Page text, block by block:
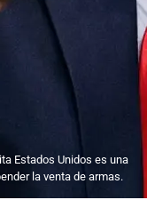
Estados Unidos es una
la venta de armas.